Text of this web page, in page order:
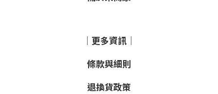
｜更多資訊｜
條款與細則
退換貨政策